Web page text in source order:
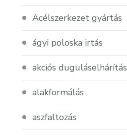
Acélszerkezet gyártás
ágyi poloska irtás
akciós duguláselhárítás
alakformálás
aszfaltozás